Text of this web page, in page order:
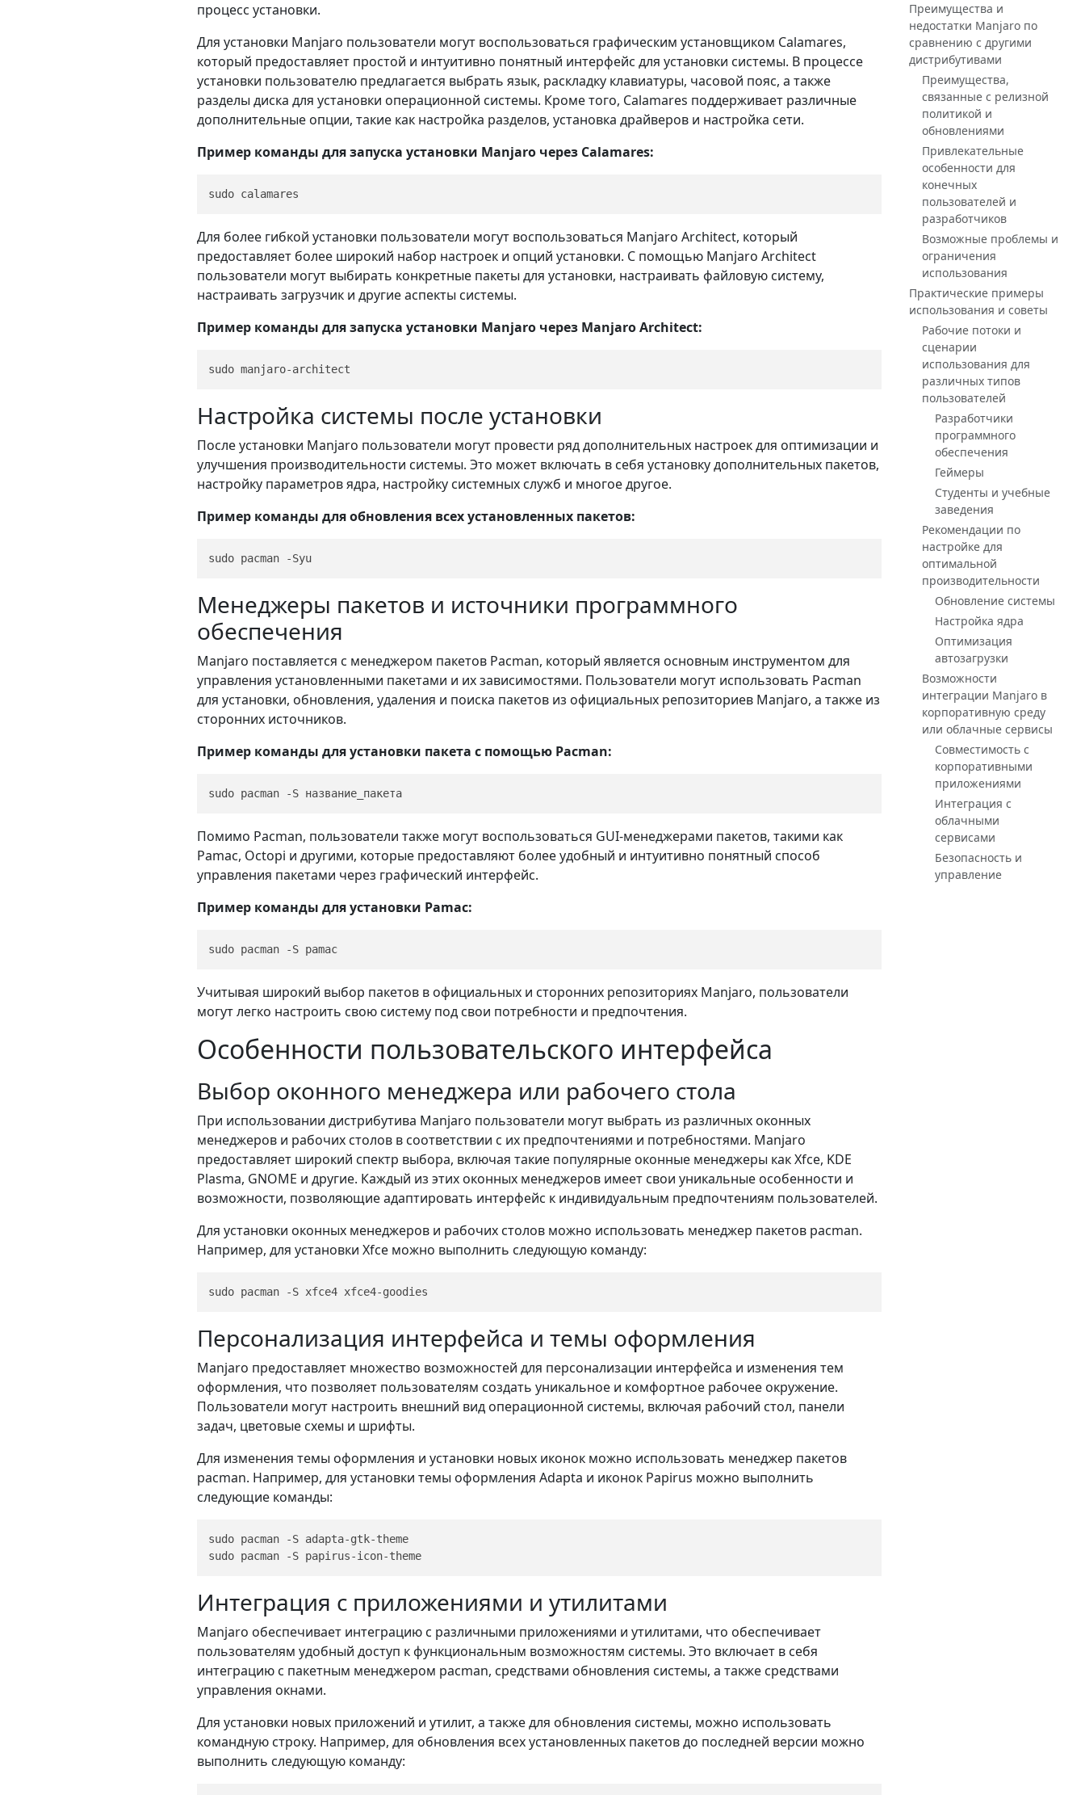
Преимущества и
недостатки Manjaro по
сравнению с другими
дистрибутивами
Преимущества,
связанные с релизной
политикой и
обновлениями
Привлекательные
особенности для
конечных
пользователей и
разработчиков
Возможные проблемы и
ограничения
использования
Практические примеры
использования и советы
Рабочие потоки и
сценарии
использования для
различных типов
пользователей
Разработчики
программного
обеспечения
Геймеры
Студенты и учебные
заведения
Рекомендации по
настройке для
оптимальной
производительности
Обновление системы
Настройка ядра
Оптимизация
автозагрузки
Возможности
интеграции Manjaro в
корпоративную среду
или облачные сервисы
Совместимость с
корпоративными
приложениями
Интеграция с
облачными
сервисами
Безопасность и
управление
процесс установки.
Для установки Manjaro пользователи могут воспользоваться графическим установщиком Calamares,
который предоставляет простой и интуитивно понятный интерфейс для установки системы. В процессе
установки пользователю предлагается выбрать язык, раскладку клавиатуры, часовой пояс, а также
разделы диска для установки операционной системы. Кроме того, Calamares поддерживает различные
дополнительные опции, такие как настройка разделов, установка драйверов и настройка сети.
Пример команды для запуска установки Manjaro через Calamares:
Для более гибкой установки пользователи могут воспользоваться Manjaro Architect, который
предоставляет более широкий набор настроек и опций установки. С помощью Manjaro Architect
пользователи могут выбирать конкретные пакеты для установки, настраивать файловую систему,
настраивать загрузчик и другие аспекты системы.
Пример команды для запуска установки Manjaro через Manjaro Architect:
Настройка системы после установки
После установки Manjaro пользователи могут провести ряд дополнительных настроек для оптимизации и
улучшения производительности системы. Это может включать в себя установку дополнительных пакетов,
настройку параметров ядра, настройку системных служб и многое другое.
Пример команды для обновления всех установленных пакетов:
Менеджеры пакетов и источники программного
обеспечения
Manjaro поставляется с менеджером пакетов Pacman, который является основным инструментом для
управления установленными пакетами и их зависимостями. Пользователи могут использовать Pacman
для установки, обновления, удаления и поиска пакетов из официальных репозиториев Manjaro, а также из
сторонних источников.
Пример команды для установки пакета с помощью Pacman:
Помимо Pacman, пользователи также могут воспользоваться GUI-менеджерами пакетов, такими как
Pamac, Octopi и другими, которые предоставляют более удобный и интуитивно понятный способ
управления пакетами через графический интерфейс.
Пример команды для установки Pamac:
Учитывая широкий выбор пакетов в официальных и сторонних репозиториях Manjaro, пользователи
могут легко настроить свою систему под свои потребности и предпочтения.
Особенности пользовательского интерфейса
Выбор оконного менеджера или рабочего стола
При использовании дистрибутива Manjaro пользователи могут выбрать из различных оконных
менеджеров и рабочих столов в соответствии с их предпочтениями и потребностями. Manjaro
предоставляет широкий спектр выбора, включая такие популярные оконные менеджеры как Xfce, KDE
Plasma, GNOME и другие. Каждый из этих оконных менеджеров имеет свои уникальные особенности и
возможности, позволяющие адаптировать интерфейс к индивидуальным предпочтениям пользователей.
Для установки оконных менеджеров и рабочих столов можно использовать менеджер пакетов pacman.
Например, для установки Xfce можно выполнить следующую команду:
Персонализация интерфейса и темы оформления
Manjaro предоставляет множество возможностей для персонализации интерфейса и изменения тем
оформления, что позволяет пользователям создать уникальное и комфортное рабочее окружение.
Пользователи могут настроить внешний вид операционной системы, включая рабочий стол, панели
задач, цветовые схемы и шрифты.
Для изменения темы оформления и установки новых иконок можно использовать менеджер пакетов
pacman. Например, для установки темы оформления Adapta и иконок Papirus можно выполнить
следующие команды:
sudo pacman -S adapta-gtk-theme
Интеграция с приложениями и утилитами
Manjaro обеспечивает интеграцию с различными приложениями и утилитами, что обеспечивает
пользователям удобный доступ к функциональным возможностям системы. Это включает в себя
интеграцию с пакетным менеджером pacman, средствами обновления системы, а также средствами
управления окнами.
Для установки новых приложений и утилит, а также для обновления системы, можно использовать
командную строку. Например, для обновления всех установленных пакетов до последней версии можно
выполнить следующую команду: